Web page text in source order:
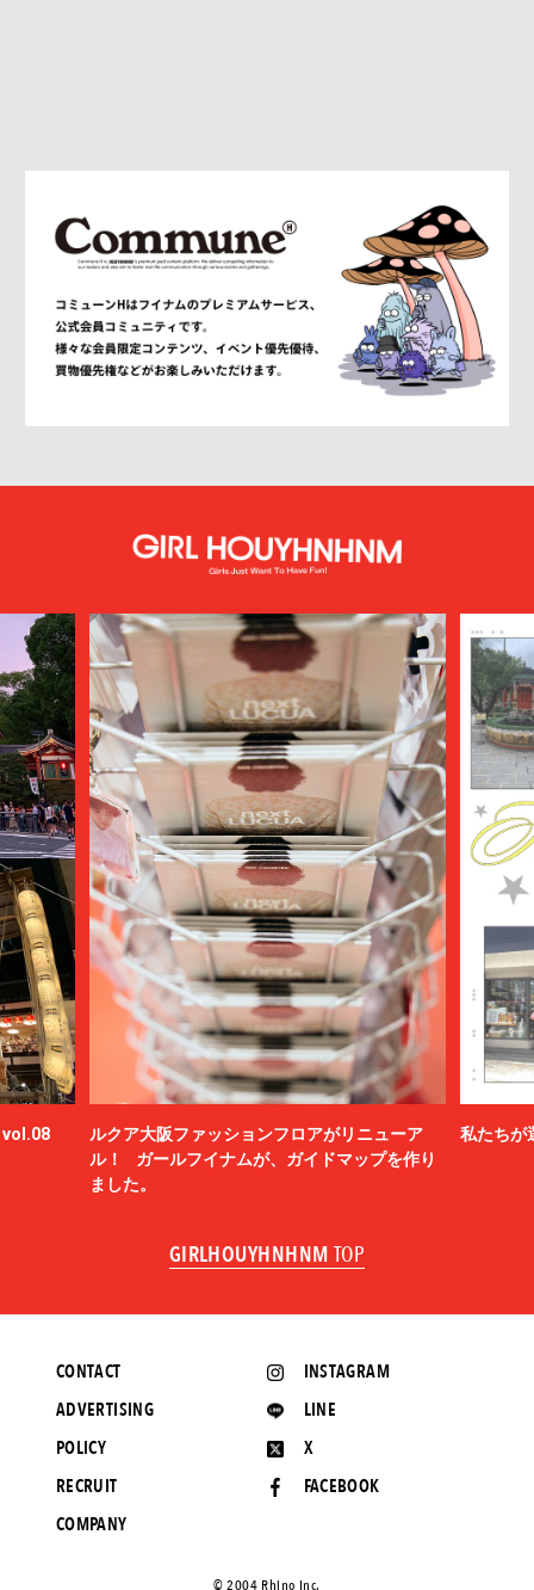
vol.08
ルクア大阪ファッションフロアがリニューア
ル！ ガールフイナムが、ガイドマップを作り
ました。
私たちが
GIRLHOUYHNHNM TOP
INSTAGRAM
LINE
X
FACEBOOK
CONTACT
ADVERTISING
POLICY
RECRUIT
COMPANY
©️ 2004 Rhino Inc.